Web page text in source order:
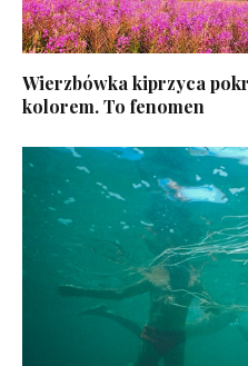
Wierzbówka kiprzyca
kolorem. To fenomen